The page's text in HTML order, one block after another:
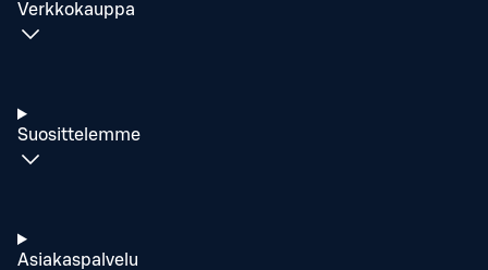
Verkkokauppa
Suosittelemme
Asiakaspalvelu